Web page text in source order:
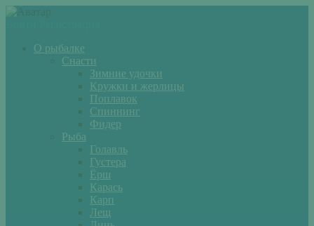
О рыбалке
Снасти
Зимние удочки
Кружки и жерлицы
Поплавок
Спиннинг
Фидер
Рыба
Голавль
Густера
Ёрш
Карась
Карп
Лещ